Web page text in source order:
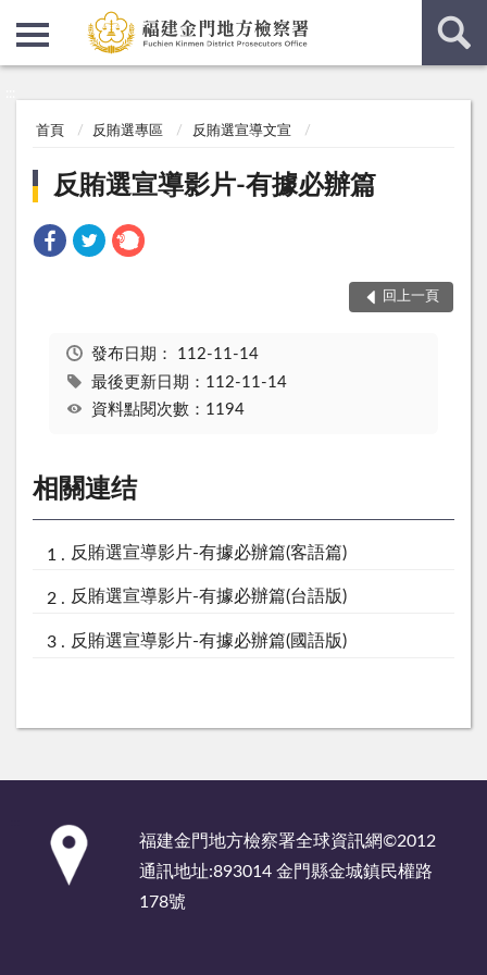
首頁 反賄選專區 反賄選宣導文宣
反賄選宣導影片-有據必辦篇
回上一頁
發布日期： 112-11-14
最後更新日期：112-11-14
資料點閱次數：1194
相關連结
反賄選宣導影片-有據必辦篇(客語篇)
反賄選宣導影片-有據必辦篇(台語版)
反賄選宣導影片-有據必辦篇(國語版)
福建金門地方檢察署全球資訊網©2012
通訊地址:893014 金門縣金城鎮民權路
178號